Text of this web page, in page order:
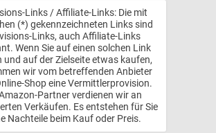
Links / Affiliate-Links: Die mit
(*) gekennzeichneten Links sind
Links, auch Affiliate-Links
Wenn Sie auf einen solchen Link
und auf der Zielseite etwas kaufen,
wir vom betreffenden Anbieter
Shop eine Vermittlerprovision.
Partner verdienen wir an
Verkäufen. Es entstehen für Sie
Nachteile beim Kauf oder Preis.